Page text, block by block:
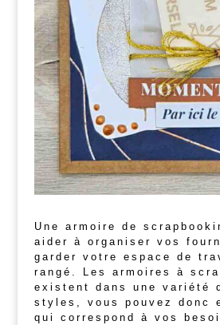
Une armoire de
aider à organiser vos
garder votre espace de
rangé. Les armoires à
existent dans une variété
styles, vous pouvez donc
qui correspond à vos